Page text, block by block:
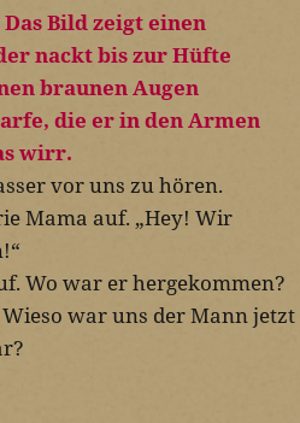
vor uns zu hören.
Mama auf. „Hey! Wir
Wo war er hergekommen?
war uns der Mann jetzt